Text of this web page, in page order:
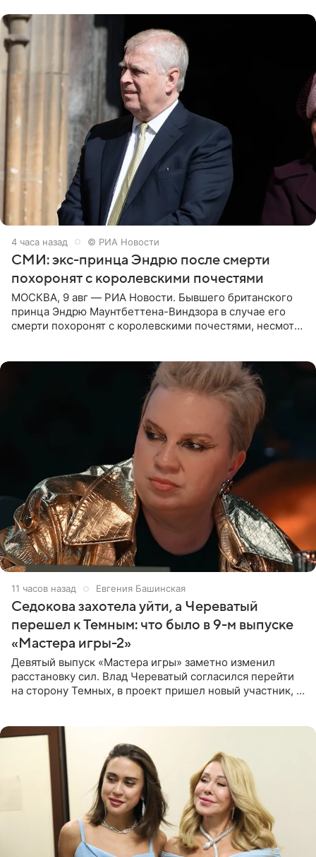
4 часа назад © РИА Новости
СМИ: экс-принца Эндрю после смерти
похоронят с королевскими почестями
МОСКВА, 9 авг — РИА Новости. Бывшего британского
принца Эндрю Маунтбеттена-Виндзора в случае его
смерти похоронят с королевскими почестями, несмотря
11 часов назад Евгения Башинская
Седокова захотела уйти, а Череватый
перешел к Темным: что было в 9-м выпуске
«Мастера игры-2»
Девятый выпуск «Мастера игры» заметно изменил
расстановку сил. Влад Череватый согласился перейти
на сторону Темных, в проект пришел новый участник, а